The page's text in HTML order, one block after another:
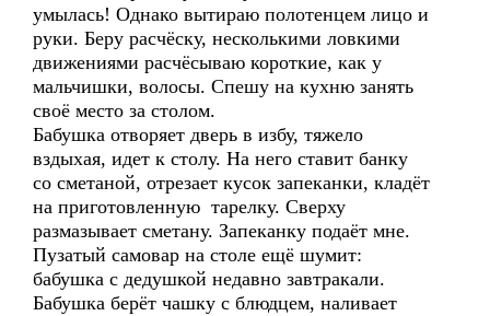
умылась! Однако вытираю полотенцем лицо и
руки. Беру расчёску, несколькими ловкими
движениями расчёсываю короткие, как у
мальчишки, волосы. Спешу на кухню занять
своё место за столом.
Бабушка отворяет дверь в избу, тяжело
вздыхая, идет к столу. На него ставит банку
со сметаной, отрезает кусок запеканки, кладёт
на приготовленную тарелку. Сверху
размазывает сметану. Запеканку подаёт мне.
Пузатый самовар на столе ещё шумит:
бабушка с дедушкой недавно завтракали.
Бабушка берёт чашку с блюдцем, наливает